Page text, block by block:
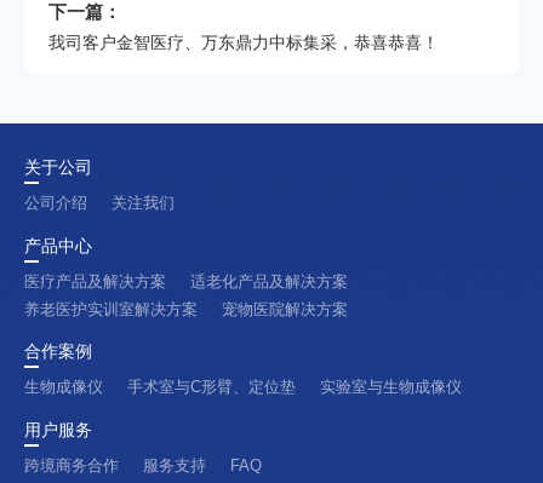
下一篇：
我司客户金智医疗、万东鼎力中标集采，恭喜恭喜！
关于公司
公司介绍
关注我们
产品中心
医疗产品及解决方案
适老化产品及解决方案
养老医护实训室解决方案
宠物医院解决方案
合作案例
生物成像仪
手术室与C形臂、定位垫 实验室与生物成像仪
用户服务
跨境商务合作
服务支持 FAQ